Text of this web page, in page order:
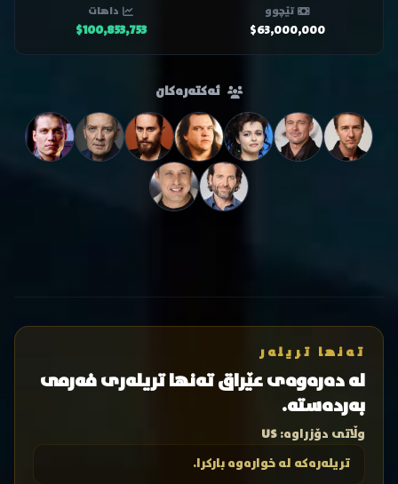
تێچوو
$63,000,000
داهات
$100,853,753
ئەکتەرەکان
تەنها تریلەر
لە دەرەوەی عێراق تەنها تریلەری فەرمی
بەردەستە.
وڵاتی دۆزراوە:US
تریلەرەکە لە خوارەوە بارکرا.